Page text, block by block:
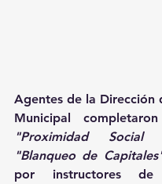
Agentes de la Dirección
"Proximidad Social
"Blanqueo de
por instructores